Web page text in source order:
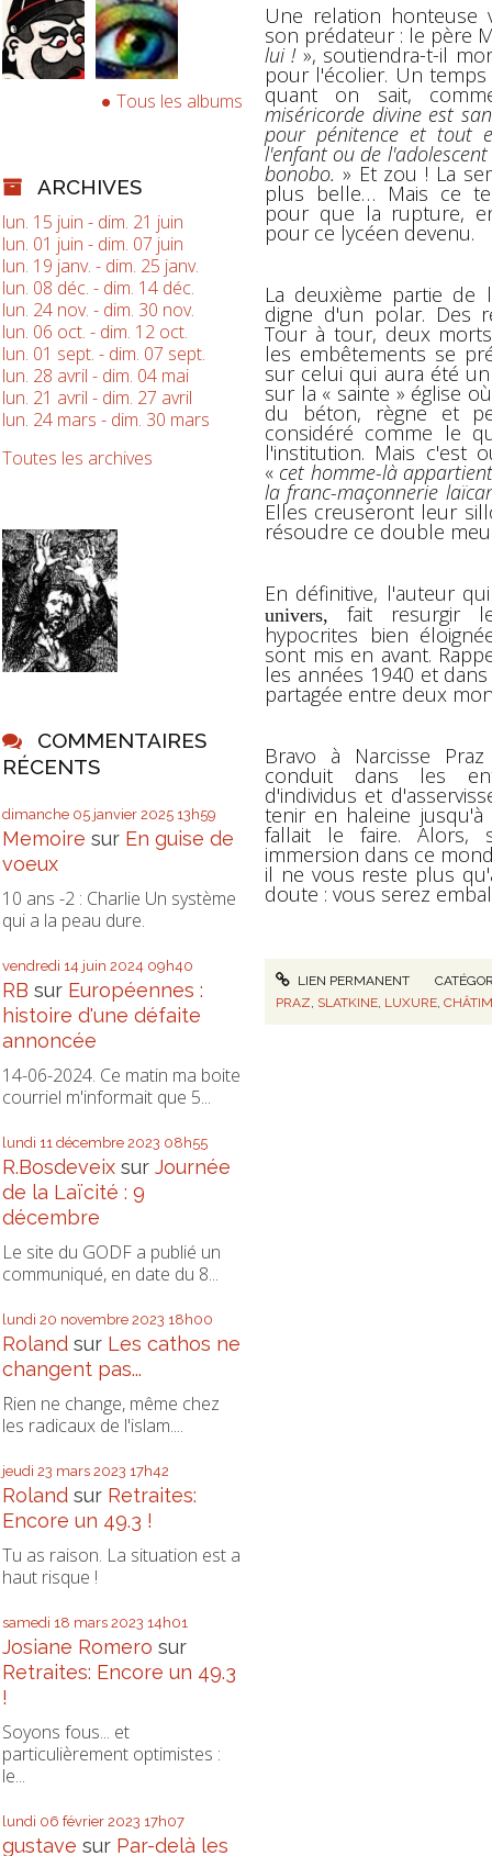
Tous les albums
ARCHIVES
lun. 15 juin - dim. 21 juin
lun. 01 juin - dim. 07 juin
lun. 19 janv. - dim. 25 janv.
lun. 08 déc. - dim. 14 déc.
lun. 24 nov. - dim. 30 nov.
lun. 06 oct. - dim. 12 oct.
lun. 01 sept. - dim. 07 sept.
lun. 28 avril - dim. 04 mai
lun. 21 avril - dim. 27 avril
lun. 24 mars - dim. 30 mars
Toutes les archives
COMMENTAIRES
RÉCENTS
dimanche 05 janvier 2025 13h59
Memoire sur En guise de
voeux
10 ans -2 : Charlie Un système
qui a la peau dure.
vendredi 14 juin 2024 09h40
RB sur Européennes :
histoire d'une défaite
annoncée
14-06-2024. Ce matin ma boite
courriel m'informait que 5...
lundi 11 décembre 2023 08h55
R.Bosdeveix sur Journée
de la Laïcité : 9
décembre
Le site du GODF a publié un
communiqué, en date du 8...
lundi 20 novembre 2023 18h00
Roland sur Les cathos ne
changent pas...
Rien ne change, même chez
les radicaux de l'islam....
jeudi 23 mars 2023 17h42
Roland sur Retraites:
Encore un 49.3 !
Tu as raison. La situation est a
haut risque !
samedi 18 mars 2023 14h01
Josiane Romero sur
Retraites: Encore un 49.3
!
Soyons fous... et
particulièrement optimistes :
le...
lundi 06 février 2023 17h07
gustave sur Par-delà les
Une relation honteuse
son prédateur : le père
lui ! », soutiendra-t-il
pour l'écolier. Un
quant on sait,
miséricorde divine est
pour pénitence et tout
l'enfant ou de
bonobo. » Et zou ! La
plus belle… Mais ce
pour que la rupture,
pour ce lycéen devenu.
La deuxième partie
digne d'un polar. Des
Tour à tour, deux
les embêtements se
sur celui qui aura été
sur la « sainte » église
du béton, règne et
considéré comme le
l'institution. Mais c'est
« cet homme-là
la franc-maçonnerie
Elles creuseront leur
résoudre ce double
En définitive, l'auteur
univers, fait resurgir
hypocrites bien
sont mis en avant.
les années 1940 et
partagée entre deux
Bravo à Narcisse
conduit dans les
d'individus et
tenir en haleine jusqu'à
fallait le faire. Alors,
immersion dans ce
il ne vous reste plus
doute : vous serez
LIEN PERMANENT
PRAZ, SLATKINE, LUXURE,